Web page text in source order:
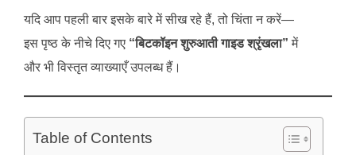
यदि आप पहली बार इसके बारे में सीख रहे हैं, तो चिंता न करें—
इस पृष्ठ के नीचे दिए गए “बिटकॉइन शुरुआती गाइड श्रृंखला” में
और भी विस्तृत व्याख्याएँ उपलब्ध हैं।
Table of Contents